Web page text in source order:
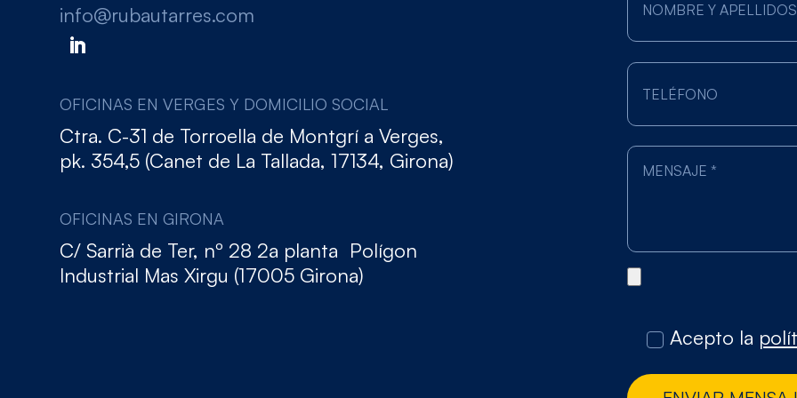
info@rubautarres.com
OFICINAS EN VERGES Y DOMICILIO SOCIAL
Ctra. C-31 de Torroella de Montgrí a Verges,
pk. 354,5 (Canet de La Tallada, 17134, Girona)
OFICINAS EN GIRONA
C/ Sarrià de Ter, nº 28 2a planta Polígon
Industrial Mas Xirgu (17005 Girona)
Acepto la